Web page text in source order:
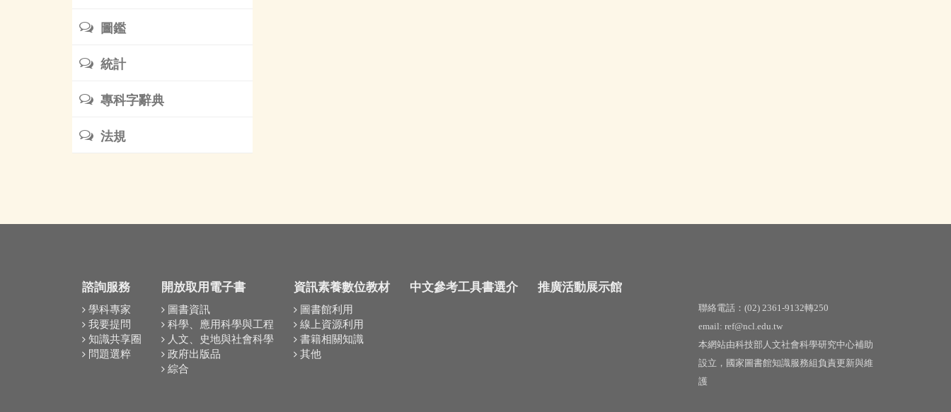
圖鑑
統計
專科字辭典
法規
諮詢服務
學科專家
我要提問
知識共享圈
問題選粹
開放取用電子書
圖書資訊
科學、應用科學與工程
人文、史地與社會科學
政府出版品
綜合
資訊素養數位教材
圖書館利用
線上資源利用
書籍相關知識
其他
中文參考工具書選介 推廣活動展示館
聯絡電話：(02) 2361-9132轉250
email: ref@ncl.edu.tw
本網站由科技部人文社會科學研究中心補助
設立，國家圖書館知識服務組負責更新與維
護